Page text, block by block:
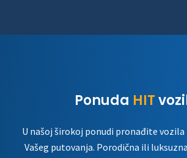
Ponuda HIT
U našoj širokoj ponudi pronađite vozila
Vašeg putovanja. Porodična ili